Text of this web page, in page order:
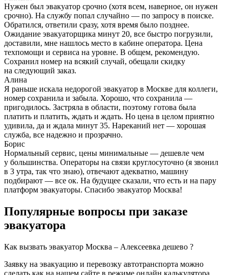
Нужен был эвакуатор срочно (хотя всем, наверное, он нужен
срочно). На службу попал случайно — по запросу в поиске.
Обратился, ответили сразу, хотя время было позднее.
Ожидание эвакуаторщика минут 20, все быстро погрузили,
доставили, мне нашлось место в кабине оператора. Цена
техпомощи и сервиса на уровне. В общем, рекомендую.
Сохранил номер на всякий случай, обещали скидку
на следующий заказ.
Алина
Я раньше искала недорогой эвакуатор в Москве для коллеги,
номер сохранила и забыла. Хорошо, что сохранила —
пригодилось. Застряла в области, поэтому готова была
платить и платить, ждать и ждать. Но цена в целом приятно
удивила, да и ждала минут 35. Нареканий нет — хорошая
служба, все надежно и прозрачно.
Борис
Нормальный сервис, цены минимальные — дешевле чем
у большинства. Операторы на связи круглосуточно (я звонил
в 3 утра, так что знаю), отвечают адекватно, машину
подбирают — все ок. На будущее сказали, что есть и на пару
платформ эвакуаторы. Спасибо эвакуатор Москва!
Популярные вопросы при заказе
эвакуатора
Как вызвать эвакуатор Москва – Алексеевка дешево ?
Заявку на эвакуацию и перевозку автотранспорта можно
сделать как на нашем сайте в режиме онлайн калькулятора,